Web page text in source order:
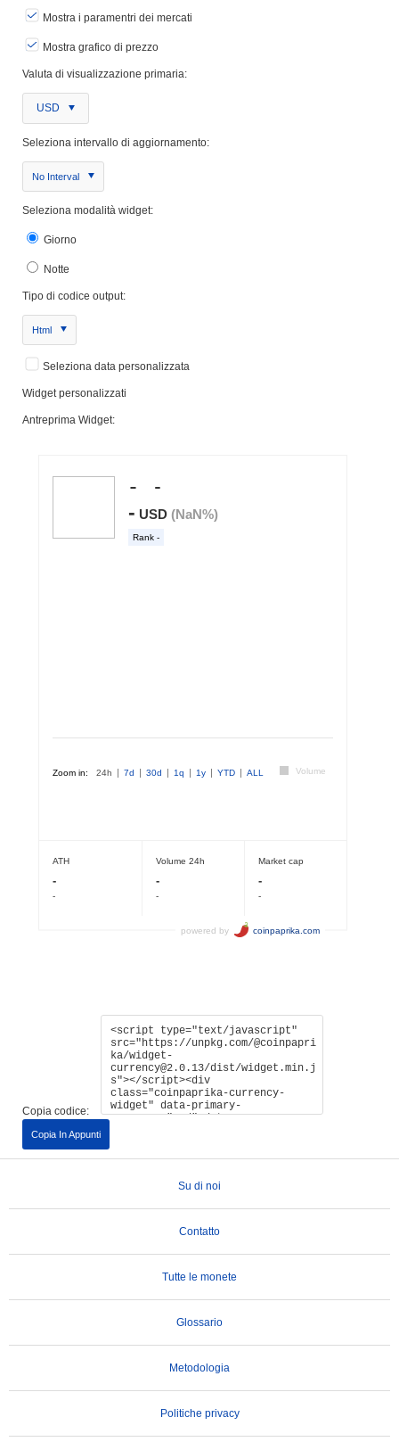
Mostra i paramentri dei mercati
Mostra grafico di prezzo
Valuta di visualizzazione primaria:
USD
Seleziona intervallo di aggiornamento:
No Interval
Seleziona modalità widget:
Giorno
Notte
Tipo di codice output:
Html
Seleziona data personalizzata
Widget personalizzati
Antreprima Widget:
Copia codice:
Copia In Appunti
Su di noi
Contatto
Tutte le monete
Glossario
Metodologia
Politiche privacy